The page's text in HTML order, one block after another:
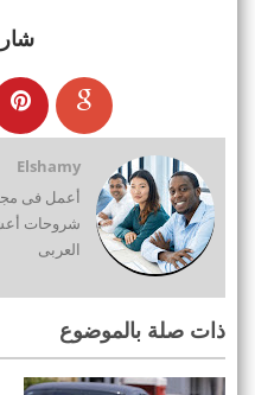
Elshamy
أعمل فى
شروحات
العربى
ذات صلة بالموضوع